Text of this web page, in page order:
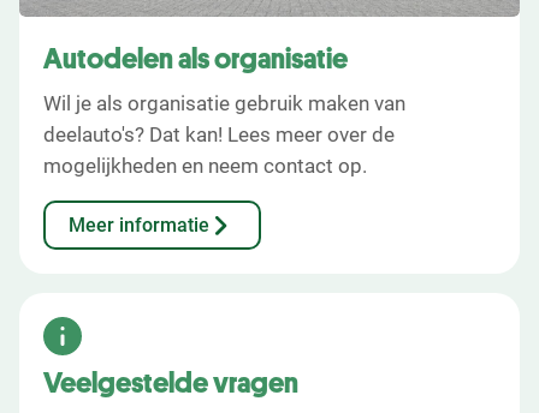
Autodelen als organisatie
Wil je als organisatie gebruik maken van
deelauto's? Dat kan! Lees meer over de
mogelijkheden en neem contact op.
Meer informatie
Veelgestelde vragen